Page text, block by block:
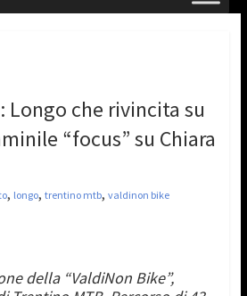
Longo che rivincita su
“focus” su Chiara
, longo, trentino mtb, valdinon bike
della “ValdiNon Bike”,